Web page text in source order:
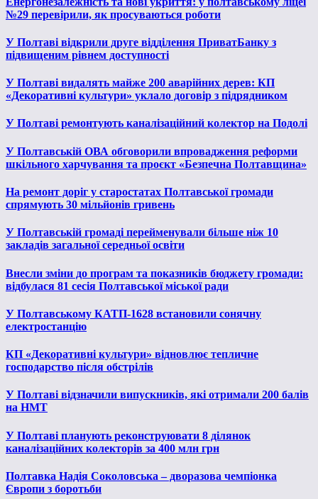
№29 перевірили, як просуваються роботи
У Полтаві відкрили друге відділення ПриватБанку з
підвищеним рівнем доступності
У Полтаві видалять майже 200 аварійних дерев: КП
«Декоративні культури» уклало договір з підрядником
У Полтаві ремонтують каналізаційний колектор на Подолі
У Полтавській ОВА обговорили впровадження реформи
шкільного харчування та проєкт «Безпечна Полтавщина»
На ремонт доріг у старостатах Полтавської громади
спрямують 30 мільйонів гривень
У Полтавській громаді перейменували більше ніж 10
закладів загальної середньої освіти
Внесли зміни до програм та показників бюджету громади:
відбулася 81 сесія Полтавської міської ради
У Полтавському КАТП-1628 встановили сонячну
електростанцію
КП «Декоративні культури» відновлює тепличне
господарство після обстрілів
У Полтаві відзначили випускників, які отримали 200 балів
на НМТ
У Полтаві планують реконструювати 8 ділянок
каналізаційних колекторів за 400 млн грн
Полтавка Надія Соколовська – дворазова чемпіонка
Європи з боротьби